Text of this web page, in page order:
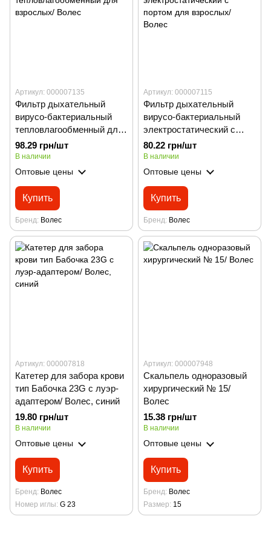
Артикул: 000007135
Фильтр дыхательный
вирусо-бактериальный
тепловлагообменный для
взрослых/ Волес
98.29 грн/шт
В наличии
Оптовые цены
Купить
Бренд Волес
Артикул: 000007115
Фильтр дыхательный
вирусо-бактериальный
электростатический с
портом для взрослых/
Волес
80.22 грн/шт
В наличии
Оптовые цены
Купить
Бренд Волес
Артикул: 000007818
Катетер для забора крови
тип Бабочка 23G с луэр-
адаптером/ Волес, синий
19.80 грн/шт
В наличии
Оптовые цены
Купить
Бренд Волес
Номер иглы G 23
Артикул: 000007948
Скальпель одноразовый
хирургический № 15/
Волес
15.38 грн/шт
В наличии
Оптовые цены
Купить
Бренд Волес
Размер 15